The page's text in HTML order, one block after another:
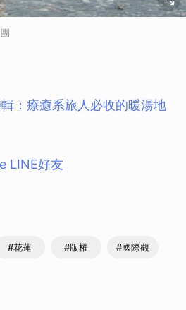
：療癒系旅人必收的暖湯地
LINE好友
#花蓮 #版權 #國際觀